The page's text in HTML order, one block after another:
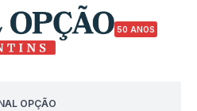
50 ANOS
OPÇÃO